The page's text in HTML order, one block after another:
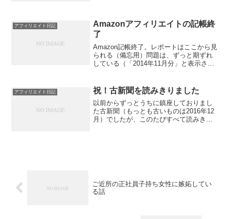
たぶん期待を大きく下回...
アフィリエイト日記
Amazonアフィリエイトの記帳終
了
Amazon記帳終了。レポートはここから見
られる（備忘用）問題は、ずっと期ずれ
している（「2014年11月分」と表示され
creditとかいうのもあっ...
アフィリエイト日記 祝！古新聞を読みきりました
以前からずっとうちに鎮座しておりまし
た古新聞（もっとも古いものは2016年12
月）でしたが、このたびすべて読みきり
ご近所の正社員子持ち女性に嫉妬してい
る話